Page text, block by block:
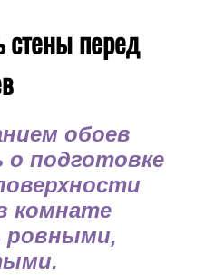
стены перед
обоев
о подготовке
комнате